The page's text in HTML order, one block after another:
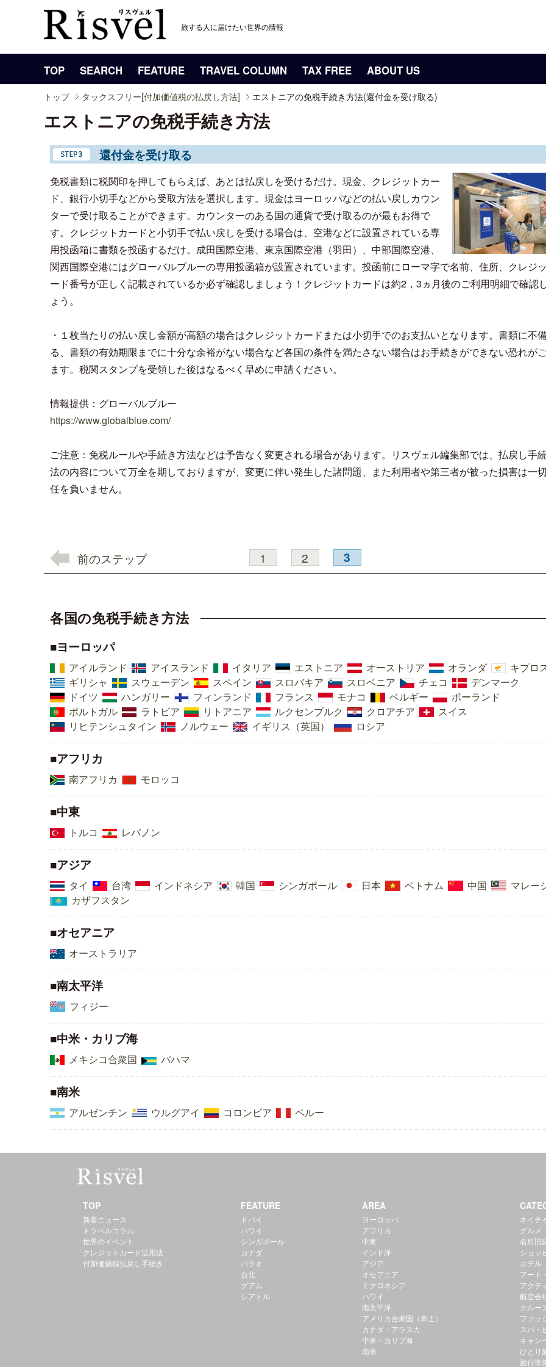
旅する人に届けたい世界の情報
TOP SEARCH FEATURE TRAVEL COLUMN TAX FREE ABOUT US
トップ タックスフリー[付加価値税の払戻し方法] エストニアの免税手続き方法(還付金を受け取る)
エストニアの免税手続き方法
還付金を受け取る
免税書類に税関印を押してもらえば、あとは払戻しを受けるだけ。現金、クレジットカー
ド、銀行小切手などから受取方法を選択します。現金はヨーロッパなどの払い戻しカウン
ターで受け取ることができます。カウンターのある国の通貨で受け取るのが最もお得で
す。クレジットカードと小切手で払い戻しを受ける場合は、空港などに設置されている専
用投函箱に書類を投函するだけ。成田国際空港、東京国際空港（羽田）、中部国際空港、
関西国際空港にはグローバルブルーの専用投函箱が設置されています。投函前にローマ字で名前、住所、クレジ
ード番号が正しく記載されているか必ず確認しましょう！クレジットカードは約2，3ヵ月後のご利用明細で確認
ょう。
・１枚当たりの払い戻し金額が高額の場合はクレジットカードまたは小切手でのお支払いとなります。書類に不
る、書類の有効期限までに十分な余裕がない場合など各国の条件を満たさない場合はお手続きができない恐れが
ます。税関スタンプを受領した後はなるべく早めに申請ください。
情報提供：グローバルブルー
https://www.globalblue.com/
ご注意：免税ルールや手続き方法などは予告なく変更される場合があります。リスヴェル編集部では、払戻し手
法の内容について万全を期しておりますが、変更に伴い発生した諸問題、また利用者や第三者が被った損害は一
任を負いません。
前のステップ 1 2 3
各国の免税手続き方法
■ヨーロッパ
アイルランド アイスランド イタリア エストニア オーストリア オランダ
キプロ
ギリシャ
スウェーデン スペイン スロバキア スロベニア チェコ
デンマーク
ドイツ
ハンガリー フィンランド フランス モナコ ベルギー
ポーランド
ポルトガル
ラトビア リトアニア ルクセンブルク クロアチア
スイス
リヒテンシュタイン
ノルウェー イギリス（英国） ロシア
■アフリカ
南アフリカ モロッコ
■中東
トルコ レバノン
■アジア
タイ 台湾 インドネシア 韓国 シンガポール 日本 ベトナム 中国
マレー
カザフスタン
■オセアニア
オーストラリア
■南太平洋
フィジー
■中米・カリブ海
メキシコ合衆国 バハマ
■南米
アルゼンチン ウルグアイ コロンビア ペルー
TOP
新着ニュース
トラベルコラム
世界のイベント
クレジットカード活用法
付加価値税払戻し手続き
FEATURE
ドバイ
ハワイ
シンガポール
カナダ
パラオ
台北
グアム
シアトル
AREA
ヨーロッパ
アフリカ
中東
インド洋
アジア
オセアニア
ミクロネシア
ハワイ
南太平洋
アメリカ合衆国（本土）
カナダ・アラスカ
中米・カリブ海
南米
ネイチ
グルメ
名所旧
ショッ
ホテル
アート
アクテ
航空会
クルー
ファッ
スパ・
キャン
ひとり
旅行準